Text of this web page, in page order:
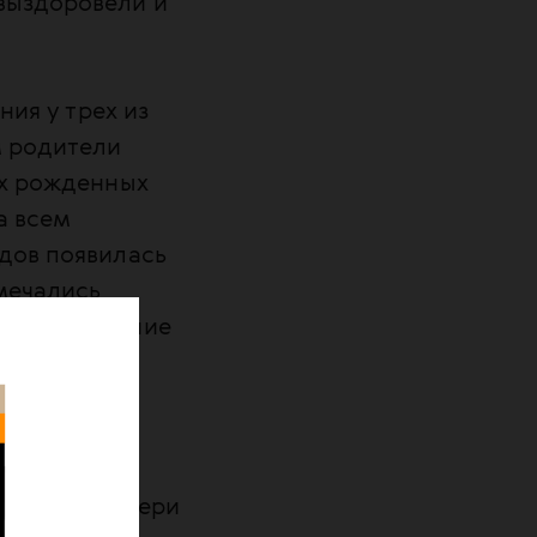
и
у трех из
родители
рожденных
всем
появилась
проведение
не было
или
от матери